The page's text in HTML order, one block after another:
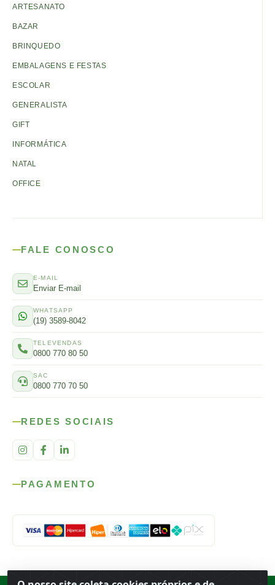
ARTESANATO
BAZAR
BRINQUEDO
EMBALAGENS E FESTAS
ESCOLAR
GENERALISTA
GIFT
INFORMÁTICA
NATAL
OFFICE
FALE CONOSCO
E-MAIL
Enviar E-mail
WHATSAPP
(19) 3589-8042
TELEVENDAS
0800 770 80 50
SAC
0800 770 70 50
REDES SOCIAIS
PAGAMENTO